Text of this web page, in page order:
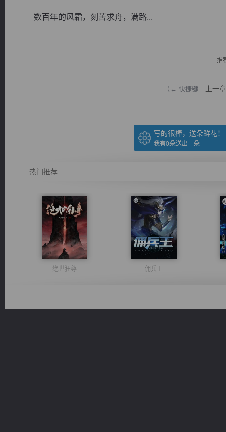
数百年的风霜，刻苦求舟，满路...
推
（← 快捷键 上一章
写的很棒，送朵鲜花！
我有0朵送出一朵
热门推荐
绝世狂尊 佣兵王